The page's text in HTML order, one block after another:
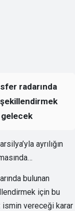
radarında
ayrılığın
bulunan
için bu
ismin vereceği karar